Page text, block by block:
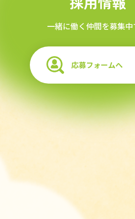
一緒に働く仲間を募集
応募フォームへ